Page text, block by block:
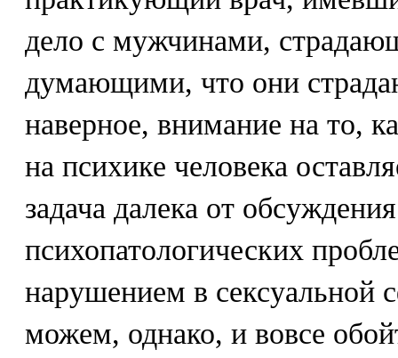
дело с мужчинами,
думающими, что они
наверное, внимание на то,
на психике человека
задача далека от
психопатологических
нарушением в сексуальной
можем, однако, и вовсе